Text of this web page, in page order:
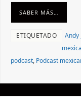
SABER MÁS…
ETIQUETADO Andy
podcast, Podcast